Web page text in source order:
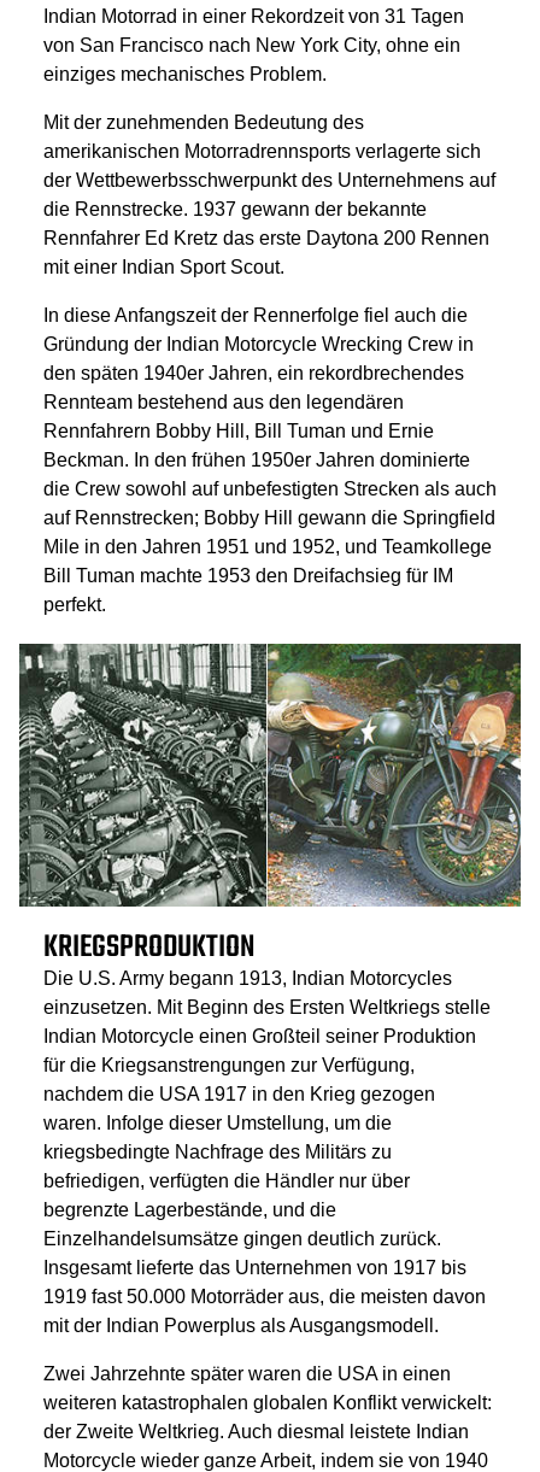
Indian Motorrad in einer Rekordzeit von 31 Tagen
von San Francisco nach New York City, ohne ein
einziges mechanisches Problem.
Mit der zunehmenden Bedeutung des
amerikanischen Motorradrennsports verlagerte sich
der Wettbewerbsschwerpunkt des Unternehmens auf
die Rennstrecke. 1937 gewann der bekannte
Rennfahrer Ed Kretz das erste Daytona 200 Rennen
mit einer Indian Sport Scout.
In diese Anfangszeit der Rennerfolge fiel auch die
Gründung der Indian Motorcycle Wrecking Crew in
den späten 1940er Jahren, ein rekordbrechendes
Rennteam bestehend aus den legendären
Rennfahrern Bobby Hill, Bill Tuman und Ernie
Beckman. In den frühen 1950er Jahren dominierte
die Crew sowohl auf unbefestigten Strecken als auch
auf Rennstrecken; Bobby Hill gewann die Springfield
Mile in den Jahren 1951 und 1952, und Teamkollege
Bill Tuman machte 1953 den Dreifachsieg für IM
perfekt.
KRIEGSPRODUKTION
Die U.S. Army begann 1913, Indian Motorcycles
einzusetzen. Mit Beginn des Ersten Weltkriegs stelle
Indian Motorcycle einen Großteil seiner Produktion
für die Kriegsanstrengungen zur Verfügung,
nachdem die USA 1917 in den Krieg gezogen
waren. Infolge dieser Umstellung, um die
kriegsbedingte Nachfrage des Militärs zu
befriedigen, verfügten die Händler nur über
begrenzte Lagerbestände, und die
Einzelhandelsumsätze gingen deutlich zurück.
Insgesamt lieferte das Unternehmen von 1917 bis
1919 fast 50.000 Motorräder aus, die meisten davon
mit der Indian Powerplus als Ausgangsmodell.
Zwei Jahrzehnte später waren die USA in einen
weiteren katastrophalen globalen Konflikt verwickelt:
der Zweite Weltkrieg. Auch diesmal leistete Indian
Motorcycle wieder ganze Arbeit, indem sie von 1940